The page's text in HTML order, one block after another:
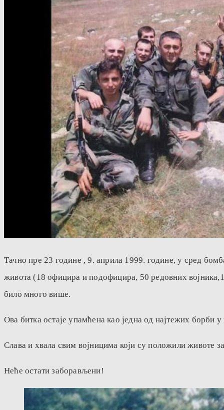
Тачно пре 23 године , 9. априла 1999. године, у сред
живота (18 официра и подофицира, 50 редовних
било много више.
Ова битка остаје упамћена као једна од најтежих борби у
Слава и хвала свим војницима који су положили животе
Неће остати заборављени!